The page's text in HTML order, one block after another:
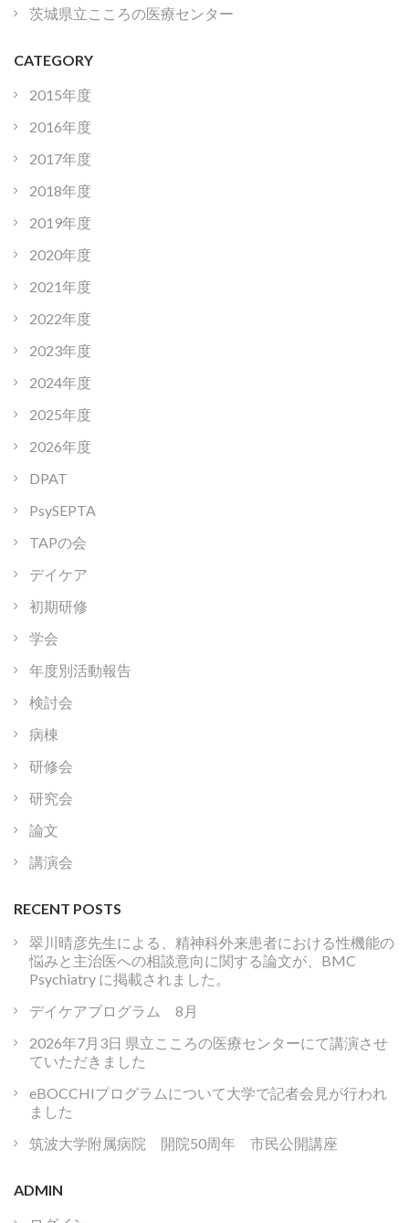
茨城県立こころの医療センター
CATEGORY
2015年度
2016年度
2017年度
2018年度
2019年度
2020年度
2021年度
2022年度
2023年度
2024年度
2025年度
2026年度
DPAT
PsySEPTA
TAPの会
デイケア
初期研修
学会
年度別活動報告
検討会
病棟
研修会
研究会
論文
講演会
RECENT POSTS
翠川晴彦先生による、精神科外来患者における性機能の
悩みと主治医への相談意向に関する論文が、BMC
Psychiatry に掲載されました。
デイケアプログラム 8月
2026年7月3日 県立こころの医療センターにて講演させ
ていただきました
eBOCCHIプログラムについて大学で記者会見が行われ
ました
筑波大学附属病院 開院50周年 市民公開講座
ADMIN